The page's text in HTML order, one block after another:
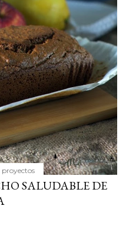
proyectos
SALUDABLE DE